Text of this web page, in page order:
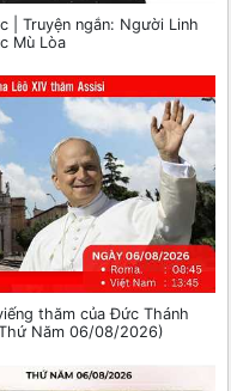
| Truyện ngắn: Người Linh
Mù Lòa
thăm của Đức Thánh
Năm 06/08/2026)